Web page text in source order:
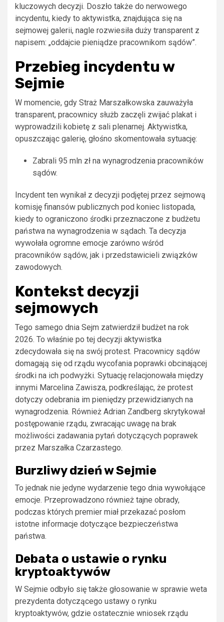
kluczowych decyzji. Doszło także do nerwowego
incydentu, kiedy to aktywistka, znajdująca się na
sejmowej galerii, nagle rozwiesiła duży transparent z
napisem: „oddajcie pieniądze pracownikom sądów”.
Przebieg incydentu w
Sejmie
W momencie, gdy Straż Marszałkowska zauważyła
transparent, pracownicy służb zaczęli zwijać plakat i
wyprowadzili kobietę z sali plenarnej. Aktywistka,
opuszczając galerię, głośno skomentowała sytuację:
Zabrali 95 mln zł na wynagrodzenia pracowników
sądów.
Incydent ten wynikał z decyzji podjętej przez sejmową
komisję finansów publicznych pod koniec listopada,
kiedy to ograniczono środki przeznaczone z budżetu
państwa na wynagrodzenia w sądach. Ta decyzja
wywołała ogromne emocje zarówno wśród
pracowników sądów, jak i przedstawicieli związków
zawodowych.
Kontekst decyzji
sejmowych
Tego samego dnia Sejm zatwierdził budżet na rok
2026. To właśnie po tej decyzji aktywistka
zdecydowała się na swój protest. Pracownicy sądów
domagają się od rządu wycofania poprawki obcinającej
środki na ich podwyżki. Sytuację relacjonowała między
innymi Marcelina Zawisza, podkreślając, że protest
dotyczy odebrania im pieniędzy przewidzianych na
wynagrodzenia. Również Adrian Zandberg skrytykował
postępowanie rządu, zwracając uwagę na brak
możliwości zadawania pytań dotyczących poprawek
przez Marszałka Czarzastego.
Burzliwy dzień w Sejmie
To jednak nie jedyne wydarzenie tego dnia wywołujące
emocje. Przeprowadzono również tajne obrady,
podczas których premier miał przekazać posłom
istotne informacje dotyczące bezpieczeństwa
państwa.
Debata o ustawie o rynku
kryptoaktywów
W Sejmie odbyło się także głosowanie w sprawie weta
prezydenta dotyczącego ustawy o rynku
kryptoaktywów, gdzie ostatecznie wniosek rządu